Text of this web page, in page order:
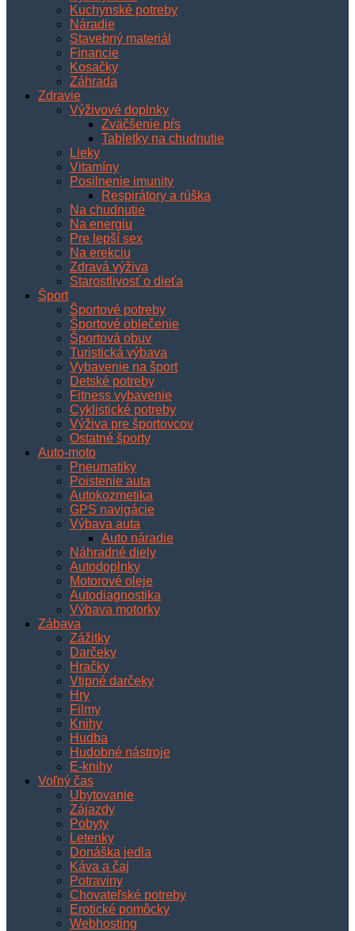
Kuchynské potreby
Náradie
Stavebný materiál
Financie
Kosačky
Záhrada
Zdravie
Výživové doplnky
Zväčšenie pŕs
Tabletky na chudnutie
Lieky
Vitamíny
Posilnenie imunity
Respirátory a rúška
Na chudnutie
Na energiu
Pre lepší sex
Na erekciu
Zdravá výživa
Starostlivosť o dieťa
Šport
Športové potreby
Športové oblečenie
Športová obuv
Turistická výbava
Vybavenie na šport
Detské potreby
Fitness vybavenie
Cyklistické potreby
Výživa pre športovcov
Ostatné športy
Auto-moto
Pneumatiky
Poistenie auta
Autokozmetika
GPS navigácie
Výbava auta
Auto náradie
Náhradné diely
Autodoplnky
Motorové oleje
Autodiagnostika
Výbava motorky
Zábava
Zážitky
Darčeky
Hračky
Vtipné darčeky
Hry
Filmy
Knihy
Hudba
Hudobné nástroje
E-knihy
Voľný čas
Ubytovanie
Zájazdy
Pobyty
Letenky
Donáška jedla
Káva a čaj
Potraviny
Chovateľské potreby
Erotické pomôcky
Webhosting